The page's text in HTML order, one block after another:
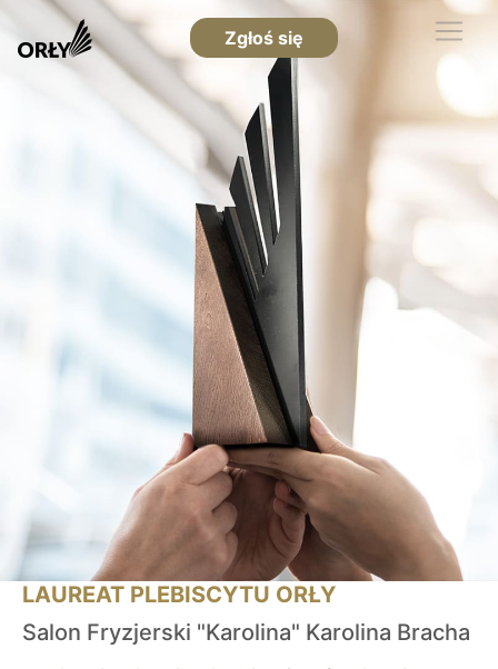
Zgłoś się
LAUREAT PLEBISCYTU ORŁY
Salon Fryzjerski "Karolina" Karolina Bracha